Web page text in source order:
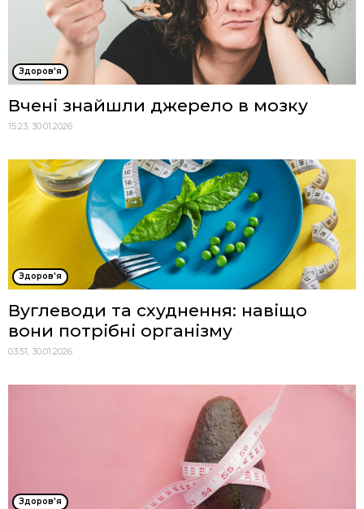
Здоров'я
Вчені знайшли джерело в мозку
15:23, 30.01.2026
Здоров'я
Вуглеводи та схуднення: навіщо
вони потрібні організму
03:51, 30.01.2026
Здоров'я